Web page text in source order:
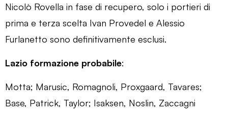
Nicolò Rovella in fase di recupero, solo i portieri di
prima e terza scelta Ivan Provedel e Alessio
Furlanetto sono definitivamente esclusi.
Lazio formazione probabile:
Motta; Marusic, Romagnoli, Proxgaard, Tavares;
Base, Patrick, Taylor; Isaksen, Noslin, Zaccagni